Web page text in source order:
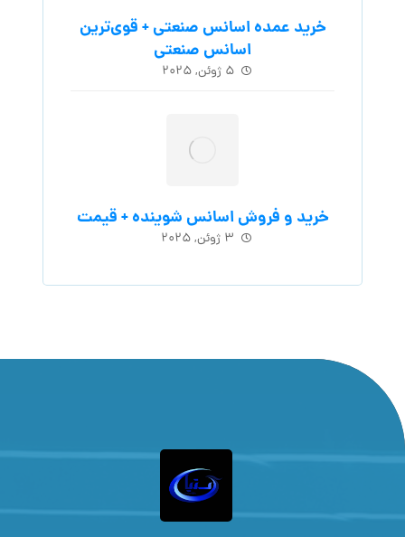
خرید عمده اسانس صنعتی + قوی‌ترین
اسانس‌ صنعتی
۵ ژوئن, ۲۰۲۵
خرید و فروش اسانس شوینده + قیمت
۳ ژوئن, ۲۰۲۵